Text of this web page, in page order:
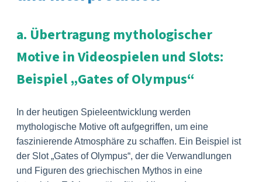
a. Übertragung mythologischer
Motive in Videospielen und Slots:
Beispiel „Gates of Olympus“
In der heutigen Spieleentwicklung werden
mythologische Motive oft aufgegriffen, um eine
faszinierende Atmosphäre zu schaffen. Ein Beispiel ist
der Slot „Gates of Olympus“, der die Verwandlungen
und Figuren des griechischen Mythos in eine